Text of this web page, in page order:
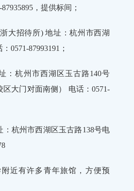
，提供标间；
大招待所) 地址：杭州市西湖
0571-87993191；
：杭州市西湖区玉古路140号
区大门对面南侧） 电话：0571-
：杭州市西湖区玉古路138号电
近有许多青年旅馆，方便预